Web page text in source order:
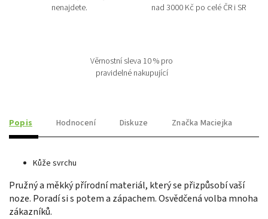
nenajdete.
nad 3000 Kč po celé ČR i SR
Věrnostní sleva 10 % pro
pravidelné nakupující
Popis Hodnocení Diskuze Značka Maciejka
Kůže svrchu
Pružný a měkký přírodní materiál, který se přizpůsobí vaší
noze. Poradí si s potem a zápachem. Osvědčená volba mnoha
zákazníků.